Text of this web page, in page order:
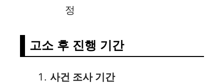
정
고소 후 진행 기간
사건 조사 기간